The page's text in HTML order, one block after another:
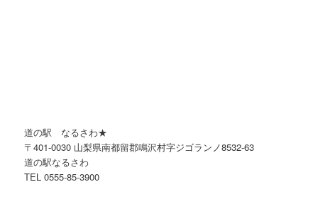
道の駅 なるさわ★
〒401-0030 山梨県南都留郡鳴沢村字ジゴランノ8532-63
道の駅なるさわ
TEL 0555-85-3900